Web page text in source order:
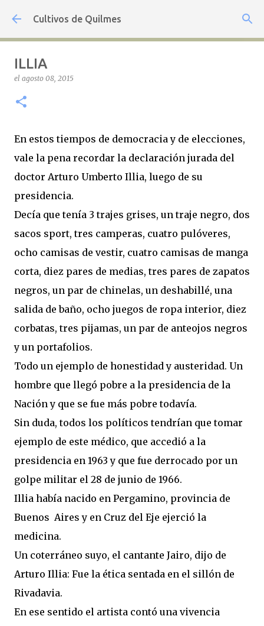
Ir al contenido principal
Cultivos de Quilmes
ILLIA
el agosto 08, 2015
En estos tiempos de democracia y de elecciones,
vale la pena recordar la declaración jurada del
doctor Arturo Umberto Illia, luego de su
presidencia.
Decía que tenía 3 trajes grises, un traje negro, dos
sacos sport, tres camperas, cuatro pulóveres,
ocho camisas de vestir, cuatro camisas de manga
corta, diez pares de medias, tres pares de zapatos
negros, un par de chinelas, un deshabillé, una
salida de baño, ocho juegos de ropa interior, diez
corbatas, tres pijamas, un par de anteojos negros
y un portafolios.
Todo un ejemplo de honestidad y austeridad. Un
hombre que llegó pobre a la presidencia de la
Nación y que se fue más pobre todavía.
Sin duda, todos los políticos tendrían que tomar
ejemplo de este médico, que accedió a la
presidencia en 1963 y que fue derrocado por un
golpe militar el 28 de junio de 1966.
Illia había nacido en Pergamino, provincia de
Buenos Aires y en Cruz del Eje ejerció la
medicina.
Un coterráneo suyo, el cantante Jairo, dijo de
Arturo Illia: Fue la ética sentada en el sillón de
Rivadavia.
En ese sentido el artista contó una vivencia